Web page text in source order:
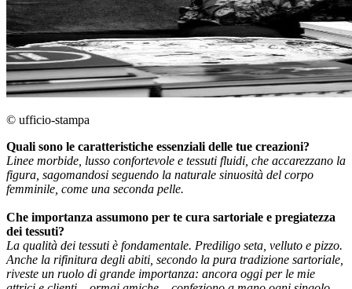
© ufficio-stampa
Quali sono le caratteristiche essenziali delle tue creazioni?
Linee morbide, lusso confortevole e tessuti fluidi, che accarezzano la
figura, sagomandosi seguendo la naturale sinuosità del corpo
femminile, come una seconda pelle.
Che importanza assumono per te cura sartoriale e pregiatezza
dei tessuti?
La qualità dei tessuti è fondamentale. Prediligo seta, velluto e pizzo.
Anche la rifinitura degli abiti, secondo la pura tradizione sartoriale,
riveste un ruolo di grande importanza: ancora oggi per le mie